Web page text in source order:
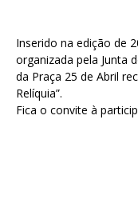
Inserido na edição de
organizada pela Junta
da Praça 25 de Abril
Relíquia”.
Fica o convite à